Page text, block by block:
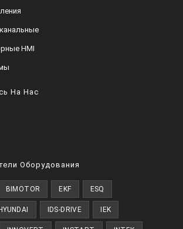
вкладке
вкладке
вкладке
Откроется
HMI
вкладке
новой
На Нас
Оборудования
BIMOTOR EKF ESQ
HYUNDAI IDS-DRIVE IEK